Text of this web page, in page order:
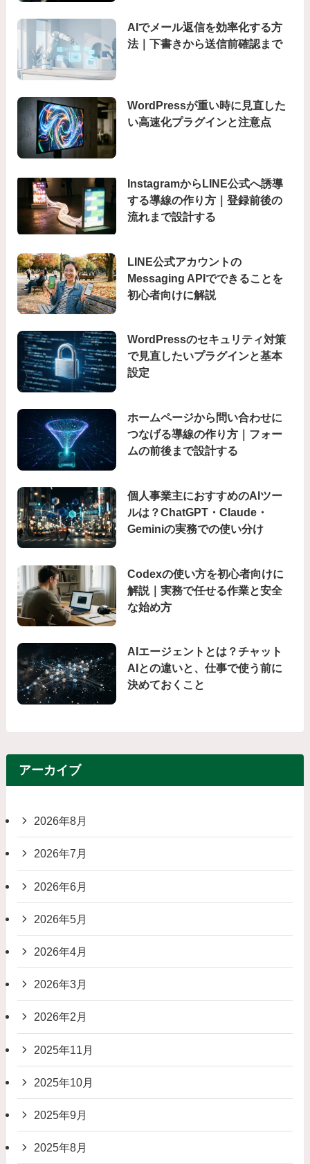
AIでメール返信を効率化する方
法｜下書きから送信前確認まで
WordPressが重い時に見直した
い高速化プラグインと注意点
InstagramからLINE公式へ誘導
する導線の作り方｜登録前後の
流れまで設計する
LINE公式アカウントの
Messaging APIでできることを
初心者向けに解説
WordPressのセキュリティ対策
で見直したいプラグインと基本
設定
ホームページから問い合わせに
つなげる導線の作り方｜フォー
ムの前後まで設計する
個人事業主におすすめのAIツー
ルは？ChatGPT・Claude・
Geminiの実務での使い分け
Codexの使い方を初心者向けに
解説｜実務で任せる作業と安全
な始め方
AIエージェントとは？チャット
AIとの違いと、仕事で使う前に
決めておくこと
アーカイブ
2026年8月
2026年7月
2026年6月
2026年5月
2026年4月
2026年3月
2026年2月
2025年11月
2025年10月
2025年9月
2025年8月